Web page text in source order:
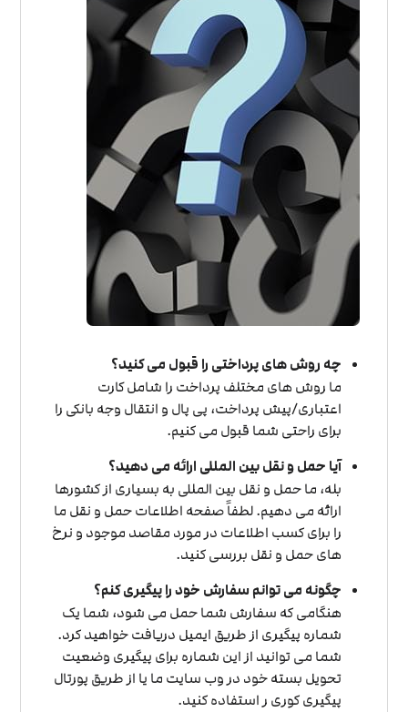
چه روش های پرداختی را قبول می کنید؟
ما روش های مختلف پرداخت را شامل کارت
اعتباری/پیش پرداخت، پی پال و انتقال وجه بانکی را
برای راحتی شما قبول می کنیم.
آیا حمل و نقل بین المللی ارائه می دهید؟
بله، ما حمل و نقل بین المللی به بسیاری از کشورها
ارائه می دهیم. لطفاً صفحه اطلاعات حمل و نقل ما
را برای کسب اطلاعات در مورد مقاصد موجود و نرخ
های حمل و نقل بررسی کنید.
چگونه می توانم سفارش خود را پیگیری کنم؟
هنگامی که سفارش شما حمل می شود، شما یک
شماره پیگیری از طریق ایمیل دریافت خواهید کرد.
شما می توانید از این شماره برای پیگیری وضعیت
تحویل بسته خود در وب سایت ما یا از طریق پورتال
پیگیری کوری ر استفاده کنید.